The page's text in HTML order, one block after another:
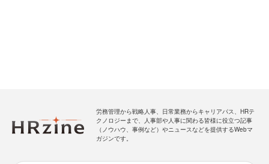
労務管理から戦略人事、日常業務からキャリアパス、HRテ
クノロジーまで、人事部や人事に関わる皆様に役立つ記事
（ノウハウ、事例など）やニュースなどを提供するWebマ
ガジンです。